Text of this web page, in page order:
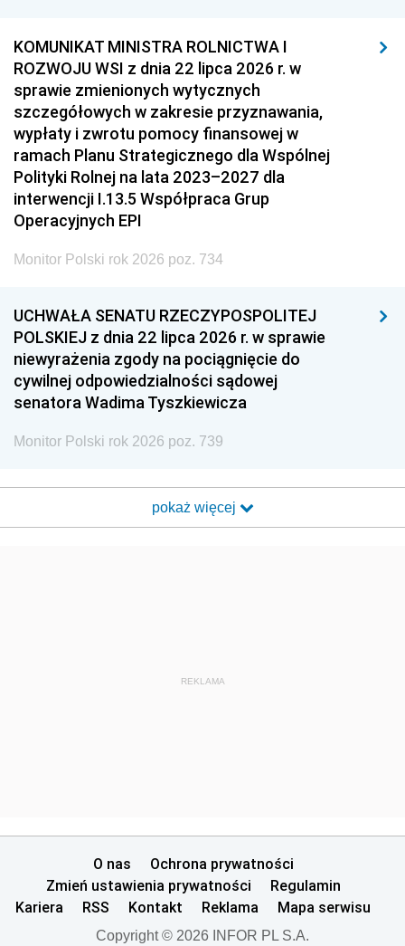
KOMUNIKAT MINISTRA ROLNICTWA I
ROZWOJU WSI z dnia 22 lipca 2026 r. w
sprawie zmienionych wytycznych
szczegółowych w zakresie przyznawania,
wypłaty i zwrotu pomocy finansowej w
ramach Planu Strategicznego dla Wspólnej
Polityki Rolnej na lata 2023–2027 dla
interwencji I.13.5 Współpraca Grup
Operacyjnych EPI
Monitor Polski rok 2026 poz. 734
UCHWAŁA SENATU RZECZYPOSPOLITEJ
POLSKIEJ z dnia 22 lipca 2026 r. w sprawie
niewyrażenia zgody na pociągnięcie do
cywilnej odpowiedzialności sądowej
senatora Wadima Tyszkiewicza
Monitor Polski rok 2026 poz. 739
pokaż więcej
REKLAMA
O nas
Ochrona prywatności
Zmień ustawienia prywatności
Regulamin
Kariera
RSS Kontakt Reklama Mapa serwisu
Copyright © 2026 INFOR PL S.A.